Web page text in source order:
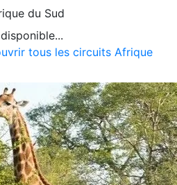
du Sud
tous les circuits Afrique